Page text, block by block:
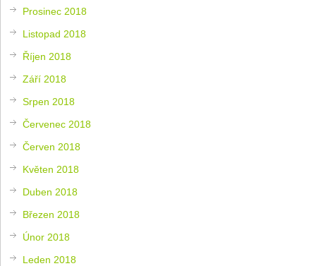
Prosinec 2018
Listopad 2018
Říjen 2018
Září 2018
Srpen 2018
Červenec 2018
Červen 2018
Květen 2018
Duben 2018
Březen 2018
Únor 2018
Leden 2018